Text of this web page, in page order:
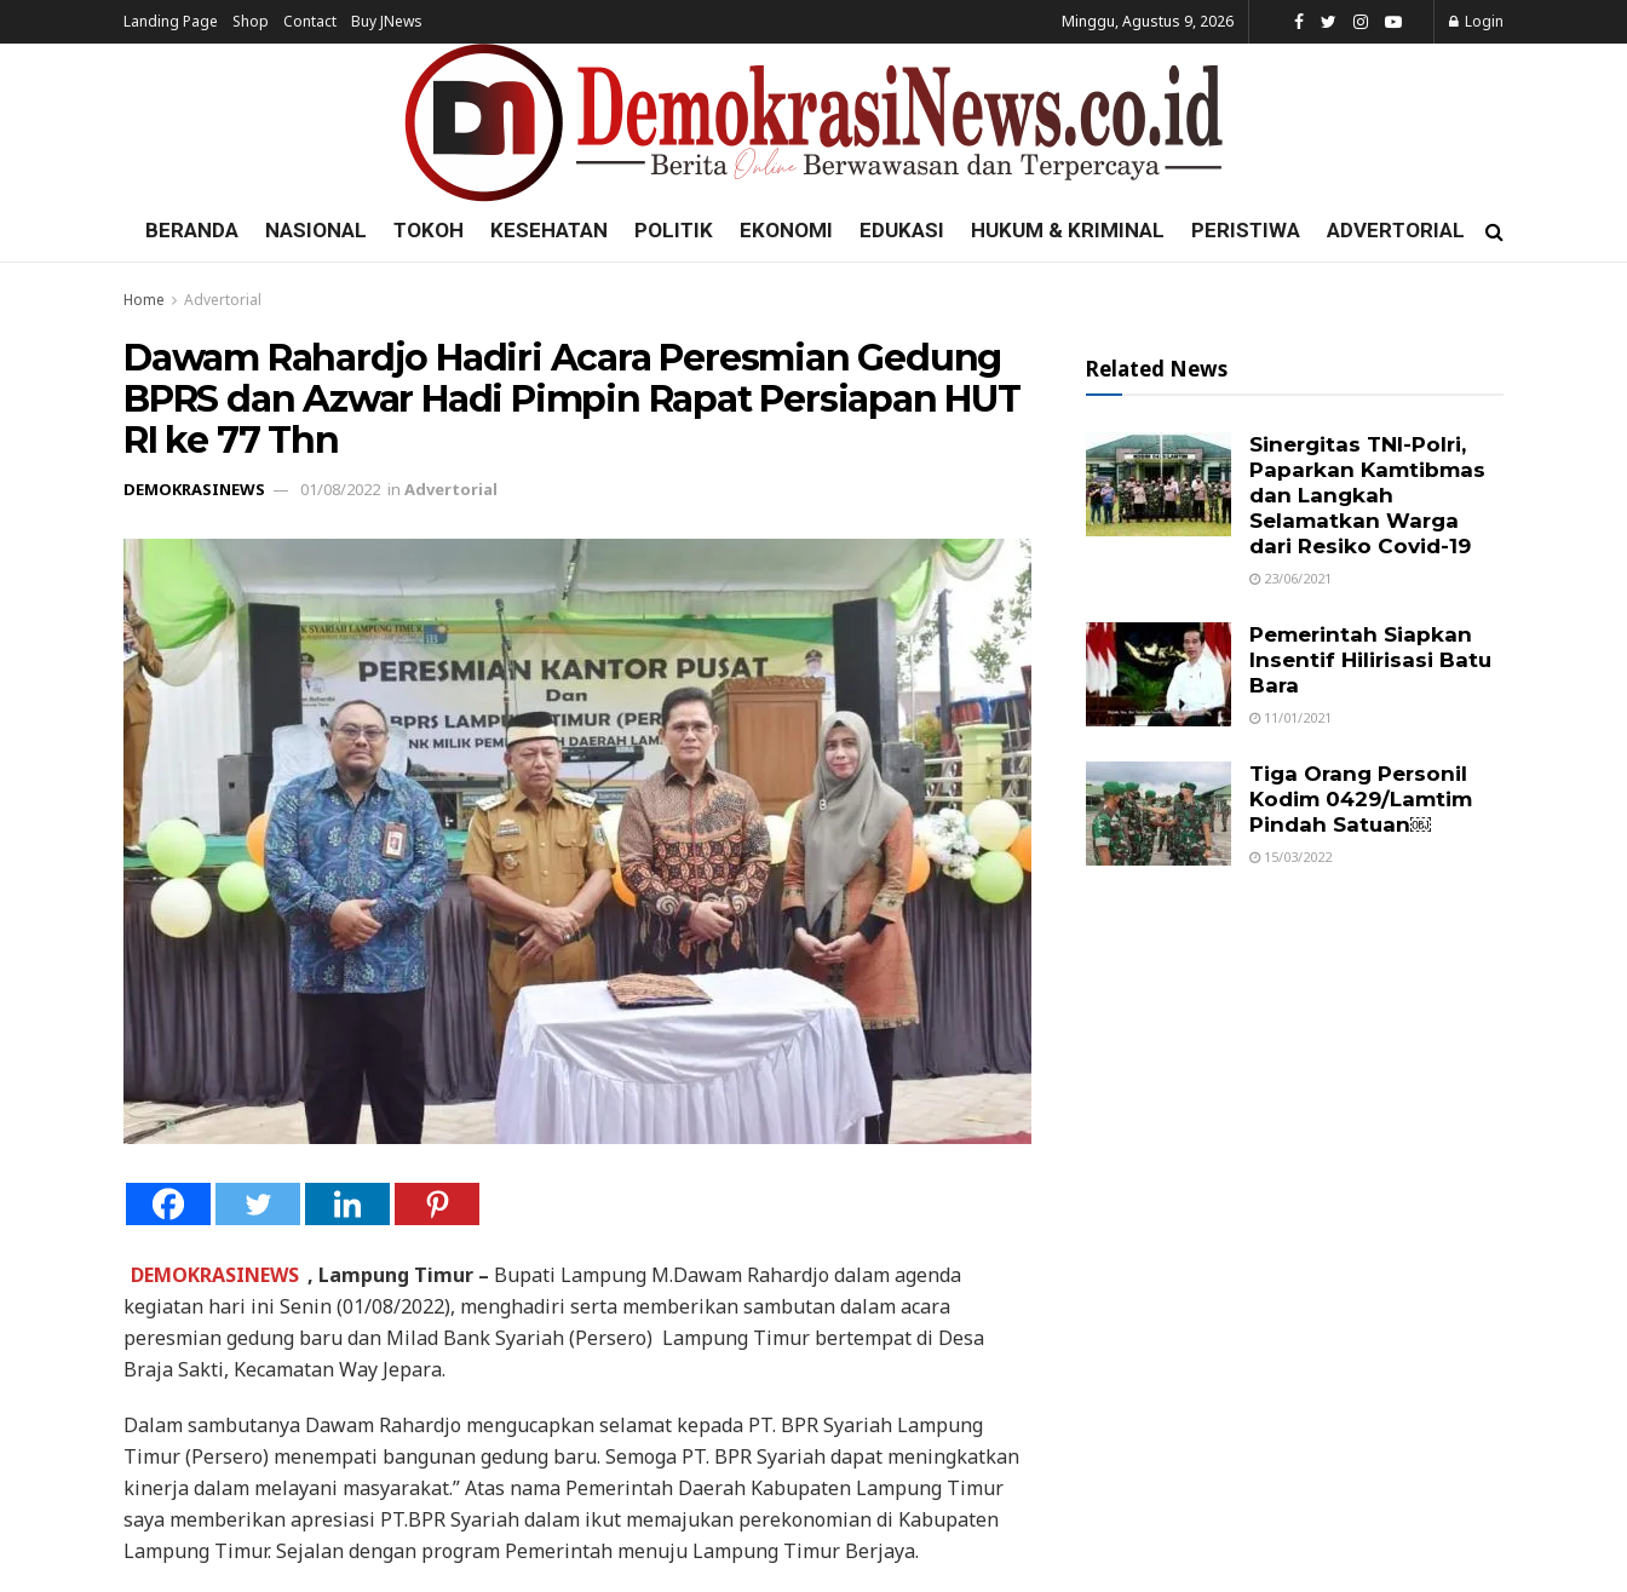
Landing Page Shop Contact Buy JNews Minggu, Agustus 9, 2026 Login
BERANDA NASIONAL TOKOH KESEHATAN POLITIK EKONOMI EDUKASI HUKUM & KRIMINAL PERISTIWA ADVERTORIAL
Home Advertorial
Dawam Rahardjo Hadiri Acara Peresmian Gedung
BPRS dan Azwar Hadi Pimpin Rapat Persiapan HUT
RI ke 77 Thn
DEMOKRASINEWS 01/08/2022 in Advertorial
DEMOKRASINEWS , Lampung Timur – Bupati Lampung M.Dawam Rahardjo dalam agenda
kegiatan hari ini Senin (01/08/2022), menghadiri serta memberikan sambutan dalam acara
peresmian gedung baru dan Milad Bank Syariah (Persero) Lampung Timur bertempat di Desa
Braja Sakti, Kecamatan Way Jepara.
Dalam sambutanya Dawam Rahardjo mengucapkan selamat kepada PT. BPR Syariah Lampung
Timur (Persero) menempati bangunan gedung baru. Semoga PT. BPR Syariah dapat meningkatkan
kinerja dalam melayani masyarakat.” Atas nama Pemerintah Daerah Kabupaten Lampung Timur
saya memberikan apresiasi PT.BPR Syariah dalam ikut memajukan perekonomian di Kabupaten
Lampung Timur. Sejalan dengan program Pemerintah menuju Lampung Timur Berjaya.
Related News
Sinergitas TNI-Polri,
Paparkan Kamtibmas
dan Langkah
Selamatkan Warga
dari Resiko Covid-19
23/06/2021
Pemerintah Siapkan
Insentif Hilirisasi Batu
Bara
11/01/2021
Tiga Orang Personil
Kodim 0429/Lamtim
Pindah Satuan￼
15/03/2022